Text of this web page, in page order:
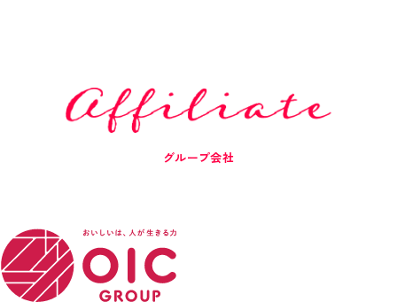
グループ会社